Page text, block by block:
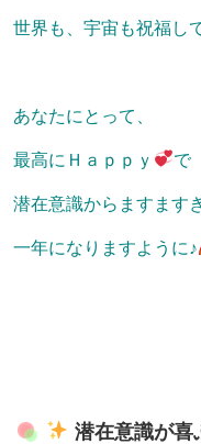
世界も、宇宙も祝福し
あなたにとって、
最高にＨａｐｐｙ で
潜在意識からますます
一年になりますように♪
潜在意識が喜